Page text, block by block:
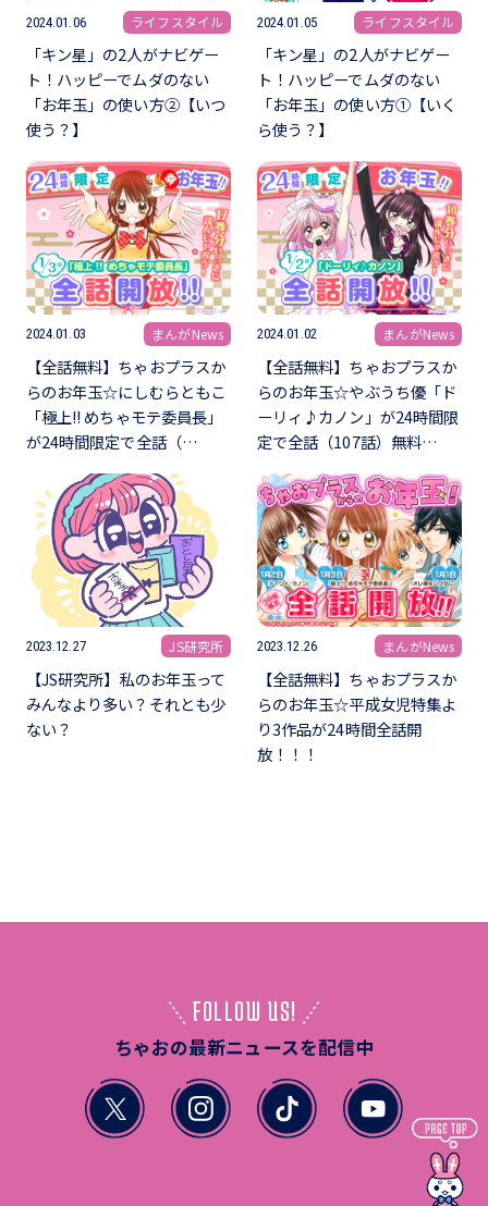
2024.01.06 ライフスタイル
「キン星」の2人がナビゲー
ト！ハッピーでムダのない
「お年玉」の使い方②【いつ
使う？】
2024.01.05 ライフスタイル
「キン星」の2人がナビゲー
ト！ハッピーでムダのない
「お年玉」の使い方①【いく
ら使う？】
2024.01.03 まんがNews
【全話無料】ちゃおプラスか
らのお年玉☆にしむらともこ
「極上!! めちゃモテ委員長」
が24時間限定で全話（…
2024.01.02 まんがNews
【全話無料】ちゃおプラスか
らのお年玉☆やぶうち優「ド
ーリィ♪カノン」が24時間限
定で全話（107話）無料…
2023.12.27 JS研究所
【JS研究所】私のお年玉って
みんなより多い？それとも少
ない？
2023.12.26 まんがNews
【全話無料】ちゃおプラスか
らのお年玉☆平成女児特集よ
り3作品が24時間全話開
放！！！
FOLLOW US!
ちゃおの最新ニュースを配信中